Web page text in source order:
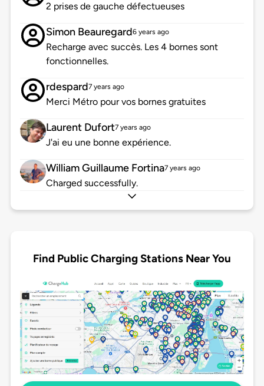
2 prises de gauche défectueuses
Simon Beauregard6 years ago
Recharge avec succès. Les 4 bornes sont
fonctionnelles.
rdespard7 years ago
Merci Métro pour vos bornes gratuites
Laurent Dufort7 years ago
J'ai eu une bonne expérience.
William Guillaume Fortina7 years ago
Charged successfully.
Find Public Charging Stations Near You